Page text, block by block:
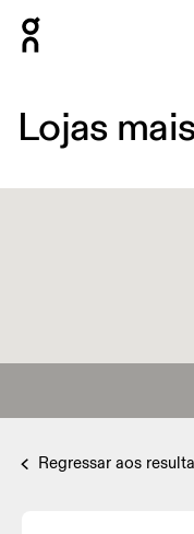
Lojas
Regressar aos